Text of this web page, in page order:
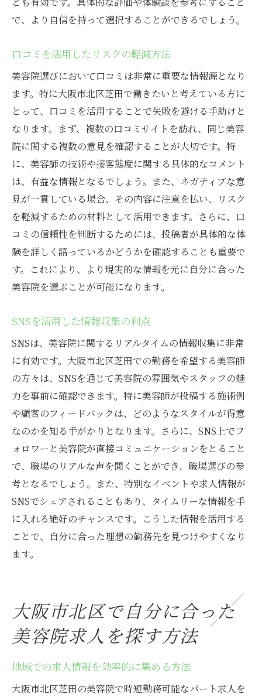
で、より自信を持って選択することができるでしょう。
口コミを活用したリスクの軽減方法
美容院選びにおいて口コミは非常に重要な情報源となり
ます。特に大阪市北区芝田で働きたいと考えている方に
とって、口コミを活用することで失敗を避ける手助けと
なります。まず、複数の口コミサイトを訪れ、同じ美容
院に関する複数の意見を確認することが大切です。特
に、美容師の技術や接客態度に関する具体的なコメント
は、有益な情報となるでしょう。また、ネガティブな意
見が一貫している場合、その内容に注意を払い、リスク
を軽減するための材料として活用できます。さらに、口
コミの信頼性を判断するためには、投稿者が具体的な体
験を詳しく語っているかどうかを確認することも重要で
す。これにより、より現実的な情報を元に自分に合った
美容院を選ぶことが可能になります。
SNSを活用した情報収集の利点
SNSは、美容院に関するリアルタイムの情報収集に非常
に有効です。大阪市北区芝田での勤務を希望する美容師
の方々は、SNSを通じて美容院の雰囲気やスタッフの魅
力を事前に確認できます。特に美容師が投稿する施術例
や顧客のフィードバックは、どのようなスタイルが得意
なのかを知る手がかりとなります。さらに、SNS上でフ
ォロワーと美容院が直接コミュニケーションをとること
で、職場のリアルな声を聞くことができ、職場選びの参
考となるでしょう。また、特別なイベントや求人情報が
SNSでシェアされることもあり、タイムリーな情報を手
に入れる絶好のチャンスです。こうした情報を活用する
ことで、自分に合った理想の勤務先を見つけやすくなり
ます。
大阪市北区で自分に合った
美容院求人を探す方法
地域での求人情報を効率的に集める方法
大阪市北区芝田の美容院で時短勤務可能なパート求人を